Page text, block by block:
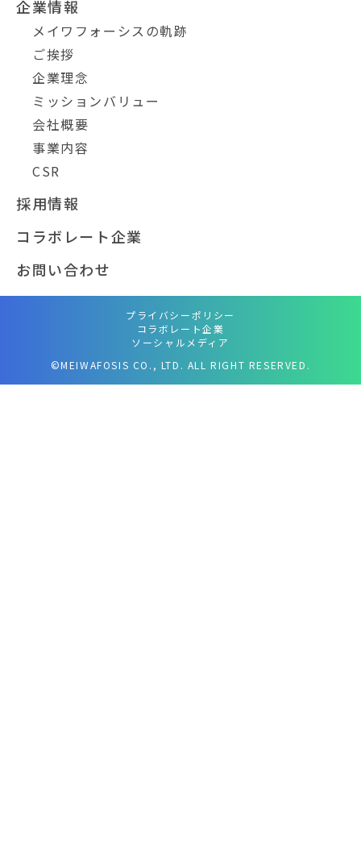
企業情報
メイワフォーシスの軌跡
ご挨拶
企業理念
ミッションバリュー
会社概要
事業内容
CSR
採用情報
コラボレート企業
お問い合わせ
プライバシーポリシー
コラボレート企業
ソーシャルメディア
©MEIWAFOSIS CO., LTD. ALL RIGHT RESERVED.